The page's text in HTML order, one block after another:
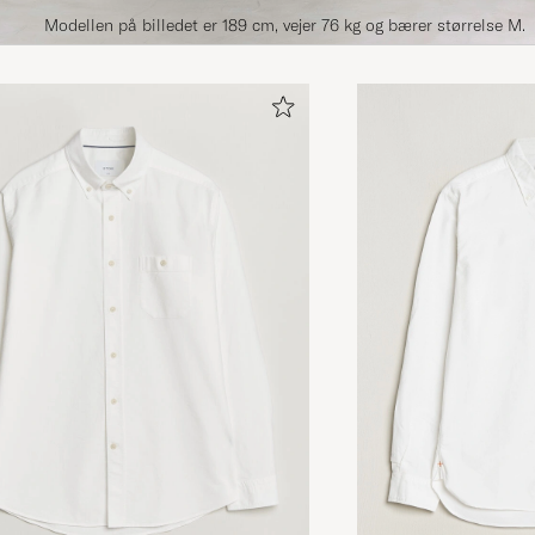
Modellen på billedet er 189 cm, vejer 76 kg og bærer størrelse M.